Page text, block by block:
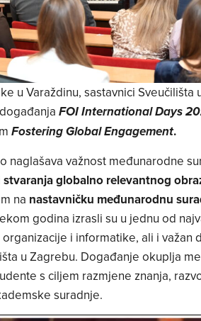
u Varaždinu, sastavnici Sveučilišta
FOI International Days
Fostering Global Engagement.
naglašava važnost međunarodne
stvaranja globalno relevantnog
na nastavničku međunarodnu
godina izrasli su u jednu od
i informatike, ali i važan
u Zagrebu. Događanje okuplja
s ciljem razmjene znanja,
suradnje.